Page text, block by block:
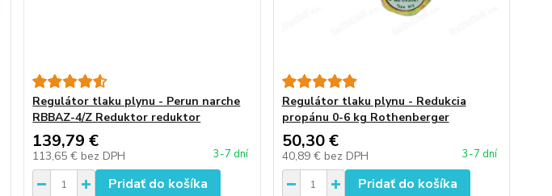
Regulátor tlaku plynu - Perun narche
RBBAZ-4/Z Reduktor reduktor
139,79 €
113,65 € bez DPH 3-7 dní
Pridať do košíka
Regulátor tlaku plynu - Redukcia
propánu 0-6 kg Rothenberger
50,30 €
40,89 € bez DPH 3-7 dní
Pridať do košíka